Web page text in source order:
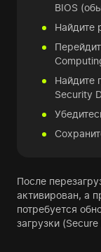
BIOS
Найдите
Найдите
Security
После
активирован, а
потребуется
загрузки (Secure